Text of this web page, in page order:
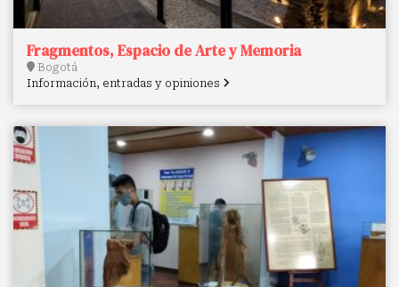
Fragmentos, Espacio de Arte y Memoria
Bogotá
Información, entradas y opiniones